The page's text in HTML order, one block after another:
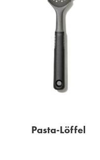
Pasta-Löffel